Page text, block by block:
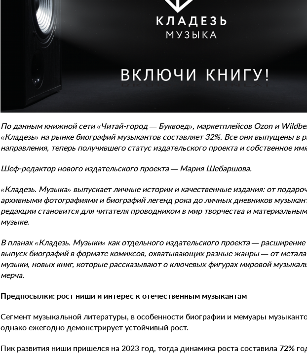
По данным книжной сети «Читай-город — Буквоед», маркетплейсов Ozon и
«Кладезь» на рынке биографий музыкантов составляет 32%. Все они выпущены в
направления, теперь получившего статус издательского проекта и собственное
Шеф-редактор нового издательского проекта — Мария Шебаршова.
«Кладезь. Музыка» выпускает личные истории и качественные издания: от
архивными фотографиями и биографий легенд рока до личных дневников
редакции становится для читателя проводником в мир творчества и
музыке.
В планах «Кладезь. Музыки» как отдельного издательского проекта —
выпуск биографий в формате комиксов, охватывающих разные жанры — от
музыки, новых книг, которые рассказывают о ключевых фигурах мировой
мерча.
Предпосылки: рост ниши и интерес к отечественным музыкантам
Сегмент музыкальной литературы, в особенности биографии и мемуары
однако ежегодно демонстрирует устойчивый рост.
Пик развития ниши пришелся на 2023 год, тогда динамика роста составила 72%